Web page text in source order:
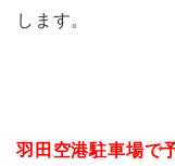
します。
羽田空港駐車場で